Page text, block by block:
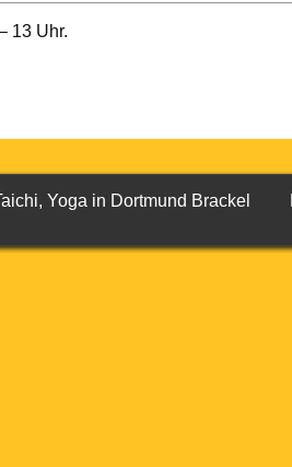
13 Uhr.
Yoga in Dortmund